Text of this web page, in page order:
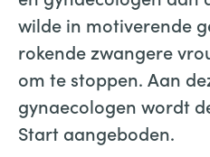
wilde in motiverende
rokende zwangere
om te stoppen. Aan
gynaecologen wordt
Start aangeboden.